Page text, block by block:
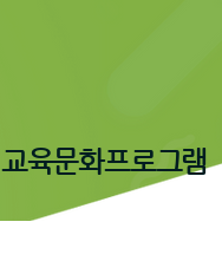
교육문화프로그램